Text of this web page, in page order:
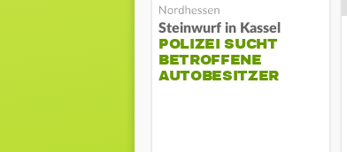
Steinwurf in Kassel
POLIZEI SUCHT
BETROFFENE
AUTOBESITZER